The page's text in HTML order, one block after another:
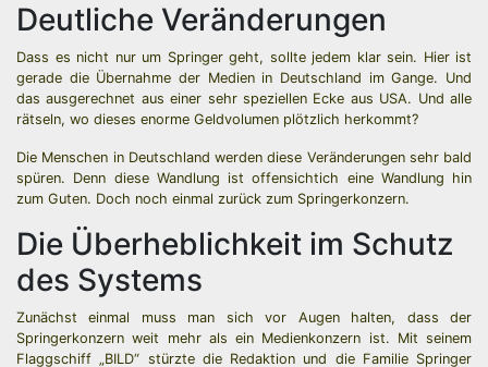
Deutliche Veränderungen
Dass es nicht nur um Springer geht, sollte jedem klar sein. Hier ist
gerade die Übernahme der Medien in Deutschland im Gange. Und
das ausgerechnet aus einer sehr speziellen Ecke aus USA. Und alle
rätseln, wo dieses enorme Geldvolumen plötzlich herkommt?
Die Menschen in Deutschland werden diese Veränderungen sehr bald
spüren. Denn diese Wandlung ist offensichtich eine Wandlung hin
zum Guten. Doch noch einmal zurück zum Springerkonzern.
Die Überheblichkeit im Schutz
des Systems
Zunächst einmal muss man sich vor Augen halten, dass der
Springerkonzern weit mehr als ein Medienkonzern ist. Mit seinem
Flaggschiff „BILD“ stürzte die Redaktion und die Familie Springer